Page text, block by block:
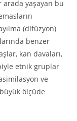
yaşayan bu
(difüzyon)
benzer
kan davaları,
etnik gruplar
ve
ölçüde